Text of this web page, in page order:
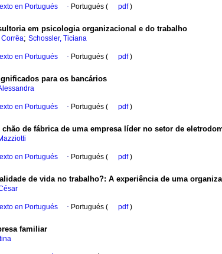
en Portugués · Portugués ( pdf)
em psicologia organizacional e do trabalho
; Schossler, Ticiana
en Portugués · Portugués ( pdf)
para os bancários
en Portugués · Portugués ( pdf)
de fábrica de uma empresa líder no setor de
en Portugués · Portugués ( pdf)
de vida no trabalho?: A experiência de uma
en Portugués · Portugués ( pdf)
familiar